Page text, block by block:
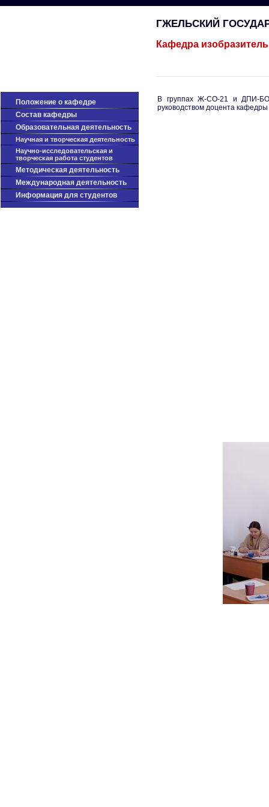
ГЖЕЛЬСКИЙ
Кафедра
Положение о кафедре
Cостав кафедры
Образовательная деятельность
Научная и творческая деятельность
Научно-исследовательская и
творческая работа студентов
Методическая деятельность
Международная деятельность
Информация для студентов
В группах Ж-СО-21 и ДПИ-БО-
руководством доцента